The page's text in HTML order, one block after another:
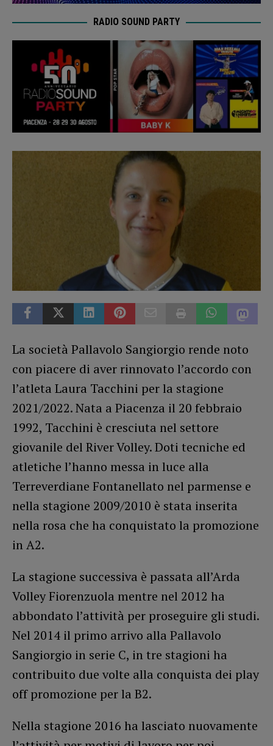
RADIO SOUND PARTY
La società Pallavolo Sangiorgio rende noto
con piacere di aver rinnovato l’accordo con
l’atleta Laura Tacchini per la stagione
2021/2022. Nata a Piacenza il 20 febbraio
1992, Tacchini è cresciuta nel settore
giovanile del River Volley. Doti tecniche ed
atletiche l’hanno messa in luce alla
Terreverdiane Fontanellato nel parmense e
nella stagione 2009/2010 è stata inserita
nella rosa che ha conquistato la promozione
in A2.
La stagione successiva è passata all’Arda
Volley Fiorenzuola mentre nel 2012 ha
abbondato l’attività per proseguire gli studi.
Nel 2014 il primo arrivo alla Pallavolo
Sangiorgio in serie C, in tre stagioni ha
contribuito due volte alla conquista dei play
off promozione per la B2.
Nella stagione 2016 ha lasciato nuovamente